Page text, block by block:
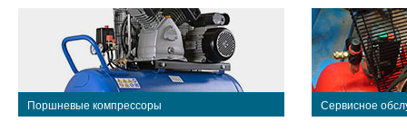
Поршневые компрессоры Сервисное